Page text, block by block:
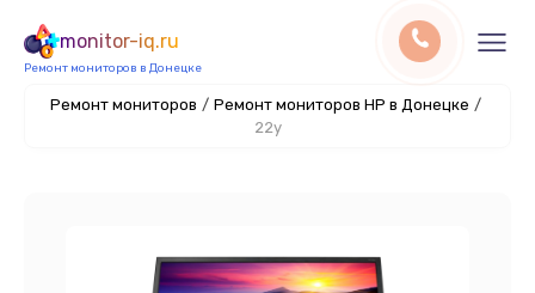
monitor-iq.ru
Ремонт мониторов в Донецке
Ремонт мониторов / Ремонт мониторов HP в Донецке /
22y